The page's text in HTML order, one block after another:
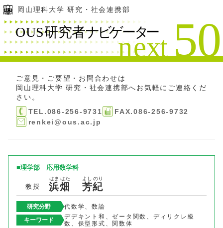
岡山理科大学 研究・社会連携部
ご意見・ご要望・お問合わせは
岡山理科大学 研究・社会連携部へお気軽にご連絡くだ
さい。
TEL.086-256-9731
FAX.086-256-9732
renkei@ous.ac.jp
理学部 応用数学科
教授 浜
はま
畑
はた
芳
よし
紀
のり
研究分野
代数学、数論
キーワード
デデキント和、ゼータ関数、ディリクレ級
数、保型形式、関数体